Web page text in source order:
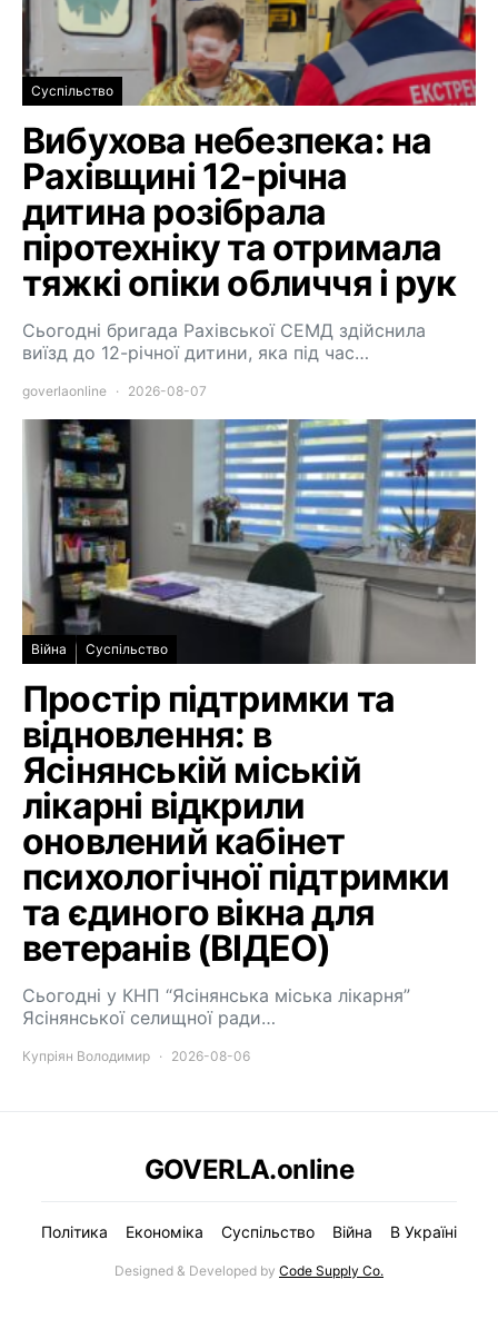
Суспільство
Вибухова небезпека: на
Рахівщині 12-річна
дитина розібрала
піротехніку та отримала
тяжкі опіки обличчя і рук
Сьогодні бригада Рахівської СЕМД здійснила
виїзд до 12-річної дитини, яка під час…
goverlaonline 2026-08-07
Війна Суспільство
Простір підтримки та
відновлення: в
Ясінянській міській
лікарні відкрили
оновлений кабінет
психологічної підтримки
та єдиного вікна для
ветеранів (ВІДЕО)
Сьогодні у КНП “Ясінянська міська лікарня”
Ясінянської селищної ради…
Купріян Володимир 2026-08-06
GOVERLA.online
Політика Економіка Суспільство Війна В Україні
Designed & Developed by Code Supply Co.